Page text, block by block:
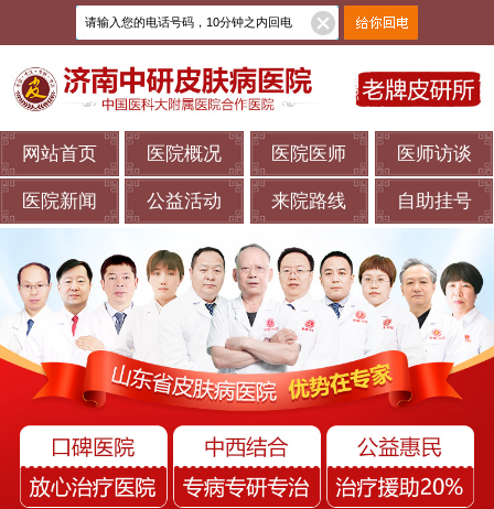
网站首页 医院概况 医院医师 医师访谈
医院新闻 公益活动 来院路线 自助挂号